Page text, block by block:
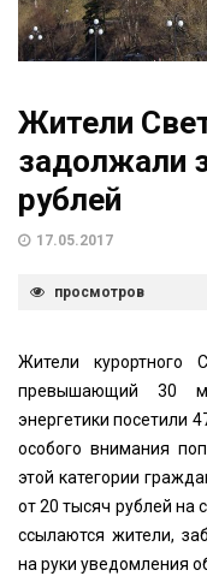
Жители
задолжали
рублей
17.05.2017
просмотров
Жители курортного
превышающий 30
энергетики посетили
особого внимания
этой категории
от 20 тысяч рублей на
ссылаются жители,
на руки уведомления